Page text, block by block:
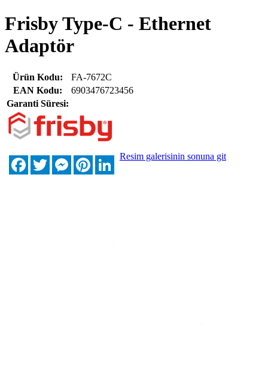
Frisby Type-C - Ethernet
Adaptör
Ürün Kodu:
FA-7672C
EAN Kodu:
6903476723456
Garanti Süresi:
FacebookTwitterMessengerPinterestLinkedIn
Resim galerisinin sonuna git